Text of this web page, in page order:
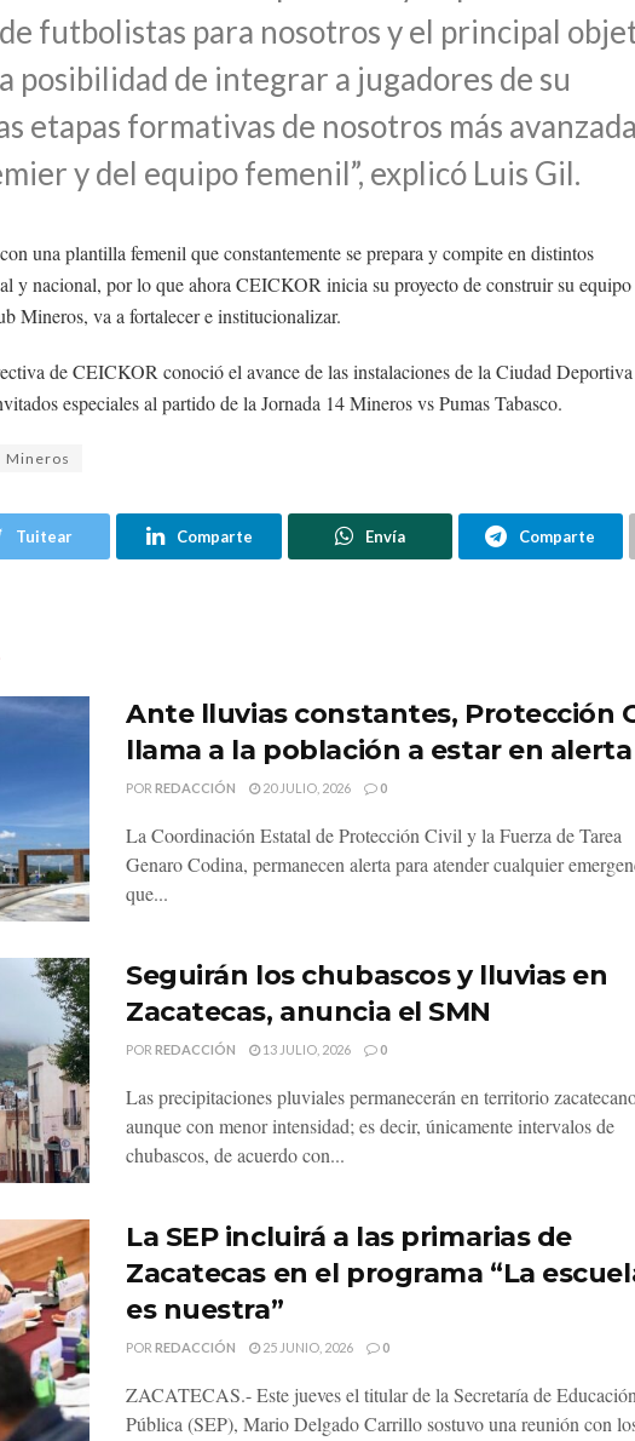
futbolistas para nosotros y el principal
posibilidad de integrar a jugadores de su
etapas formativas de nosotros más
y del equipo femenil”, explicó Luis Gil.
una plantilla femenil que constantemente se prepara y compite en distintos
y nacional, por lo que ahora CEICKOR inicia su proyecto de construir su equipo
Mineros, va a fortalecer e institucionalizar.
de CEICKOR conoció el avance de las instalaciones de la Ciudad Deportiva
especiales al partido de la Jornada 14 Mineros vs Pumas Tabasco.
Mineros
Tuitear Comparte Envía Comparte
Ante lluvias constantes, Protección
llama a la población a estar en alerta
POR REDACCIÓN 20 JULIO, 2026 0
La Coordinación Estatal de Protección Civil y la Fuerza de Tarea
Genaro Codina, permanecen alerta para atender cualquier
que...
Seguirán los chubascos y lluvias en
Zacatecas, anuncia el SMN
POR REDACCIÓN 13 JULIO, 2026 0
Las precipitaciones pluviales permanecerán en territorio
aunque con menor intensidad; es decir, únicamente intervalos de
chubascos, de acuerdo con...
La SEP incluirá a las primarias de
Zacatecas en el programa “La
es nuestra”
POR REDACCIÓN 25 JUNIO, 2026 0
ZACATECAS.- Este jueves el titular de la Secretaría de Educación
Pública (SEP), Mario Delgado Carrillo sostuvo una reunión con